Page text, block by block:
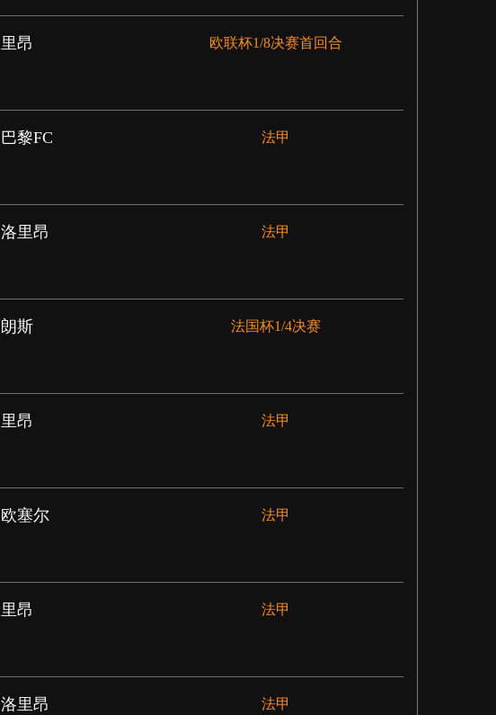
里昂 欧联杯1/8决赛首回合
巴黎FC 法甲
洛里昂 法甲
朗斯 法国杯1/4决赛
里昂 法甲
欧塞尔 法甲
里昂 法甲
洛里昂 法甲